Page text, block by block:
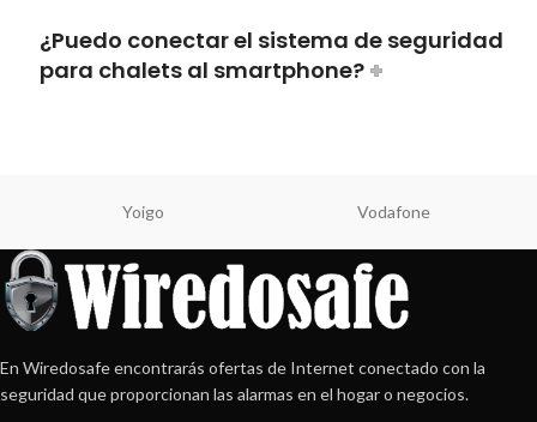
¿Puedo conectar el sistema de seguridad
para chalets al smartphone?
Yoigo Vodafone
En Wiredosafe encontrarás ofertas de Internet conectado con la
seguridad que proporcionan las alarmas en el hogar o negocios.